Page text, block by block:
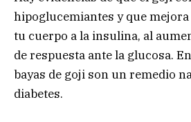
hipoglucemiantes y que
tu cuerpo a la insulina, al
de respuesta ante la glucosa.
bayas de goji son un remedio
diabetes.